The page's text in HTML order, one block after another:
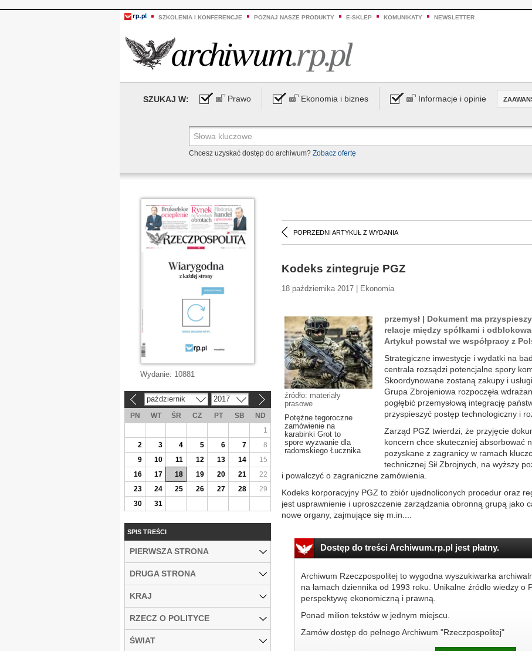
SZKOLENIA I KONFERENCJE POZNAJ NASZE PRODUKTY E-SKLEP KOMUNIKATY NEWSLETTER
SZUKAJ W: Prawo Ekonomia i biznes Informacje i opinie
Chcesz uzyskać dostęp do archiwum? Zobacz ofertę
POPRZEDNI ARTYKUŁ Z WYDANIA
Kodeks zintegruje PGZ
18 października 2017 | Ekonomia
źródło: materiały
prasowe
Potężne tegoroczne
zamówienie na
karabinki Grot to
spore wyzwanie dla
radomskiego Łucznika
przemysł | Dokument ma
relacje między spółkami i
Artykuł powstał we współpracy z
Strategiczne inwestycje i wydatki na
centrala rozsądzi potencjalne spory
Skoordynowane zostaną zakupy i
Grupa Zbrojeniowa rozpoczęła
pogłębić przemysłową integrację
przyspieszyć postęp technologiczny i
Zarząd PGZ twierdzi, że przyjęcie
koncern chce skuteczniej absorbować
pozyskane z zagranicy w ramach
technicznej Sił Zbrojnych, na wyższy
i powalczyć o zagraniczne zamówienia.
Kodeks korporacyjny PGZ to zbiór ujednoliconych procedur oraz
jest usprawnienie i uproszczenie zarządzania obronną grupą jako
nowe organy, zajmujące się m.in....
Dostęp do treści Archiwum.rp.pl jest płatny.
Archiwum Rzeczpospolitej to wygodna wyszukiwarka
na łamach dziennika od 1993 roku. Unikalne źródło wiedzy o
perspektywę ekonomiczną i prawną.
Ponad milion tekstów w jednym miejscu.
Zamów dostęp do pełnego Archiwum "Rzeczpospolitej"
Wydanie: 10881
październik 2017
PN WT ŚR CZ PT SB
ND
1
2
3 4 5 6 7
8
9
10 11 12 13 14
15
16
17 18 19 20 21
22
23
24 25 26 27 28
29
30
31
SPIS TREŚCI
PIERWSZA STRONA
DRUGA STRONA
KRAJ
RZECZ O POLITYCE
ŚWIAT